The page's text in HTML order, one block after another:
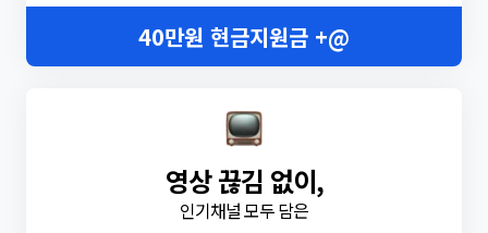
40만원 현금지원금 +@
영상 끊김 없이,
인기채널 모두 담은